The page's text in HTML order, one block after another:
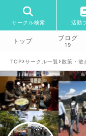
サークル検索 活動
トップ ブログ
19
TOP›サークル一覧 ›散策・散